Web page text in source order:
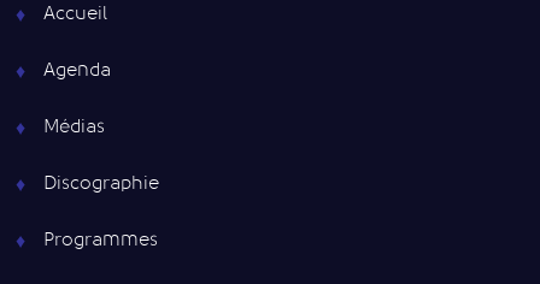
Accueil
Agenda
Médias
Discographie
Programmes